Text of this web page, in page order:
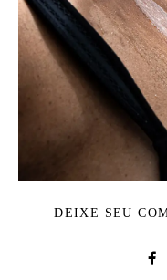
DEIXE SEU